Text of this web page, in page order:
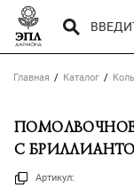
Главная Каталог
С
Артикул: